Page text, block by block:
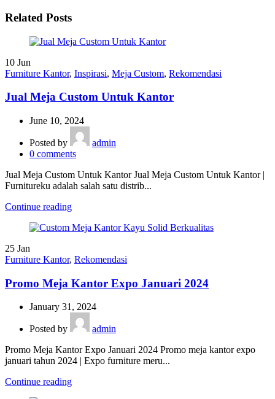
Related Posts
10 Jun
Furniture Kantor, Inspirasi, Meja Custom, Rekomendasi
Jual Meja Custom Untuk Kantor
June 10, 2024
Posted by
admin
0 comments
Jual Meja Custom Untuk Kantor Jual Meja Custom Untuk Kantor |
Furnitureku adalah salah satu distrib...
Continue reading
25 Jan
Furniture Kantor, Rekomendasi
Promo Meja Kantor Expo Januari 2024
January 31, 2024
Posted by
admin
Promo Meja Kantor Expo Januari 2024 Promo meja kantor expo
januari tahun 2024 | Expo furniture meru...
Continue reading